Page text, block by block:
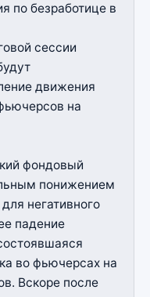
по безработице в
сессии
движения
на
фондовый
понижением
негативного
падение
во фьючерсах на
Вскоре после